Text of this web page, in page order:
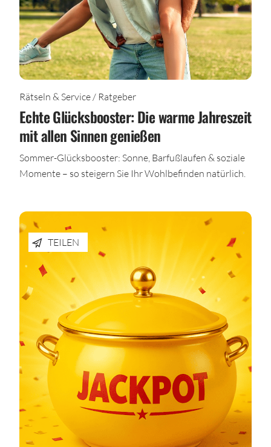
Rätseln & Service / Ratgeber
Echte Glücksbooster: Die warme Jahreszeit
mit allen Sinnen genießen
Sommer-Glücksbooster: Sonne, Barfußlaufen & soziale
Momente – so steigern Sie Ihr Wohlbefinden natürlich.
TEILEN